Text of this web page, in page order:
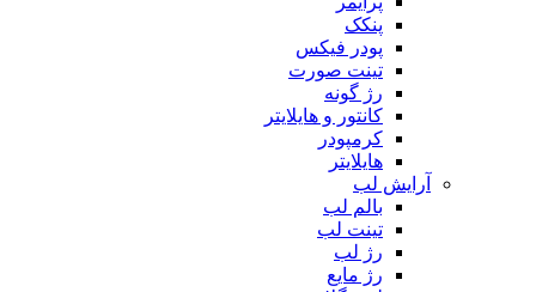
پنکک
پودر فیکس
تینت صورت
رژ گونه
کانتور و هایلایتر
کرمپودر
هایلایتر
آرایش لب
بالم لب
تینت لب
رژ لب
رژ مایع